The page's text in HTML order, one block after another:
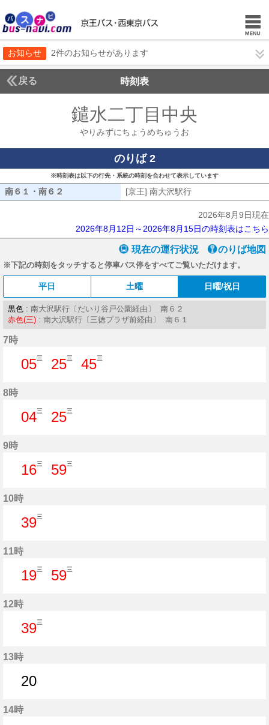
お知らせ 2件のお知らせがあります
戻る 時刻表
鑓水二丁目中央
やりみずにちょうめちゅうお
のりば 2
※時刻表は以下の行先・系統の時刻を合わせて表示しています
南６１・南６２ [京王] 南大沢駅行
2026年8月9日現在
2026年8月12日～2026年8月15日の時刻表はこちら
現在の運行状況 のりば地図
※下記の時刻をタッチすると停車バス停をすべてご覧いただけます。
平日 土曜 日曜/祝日
黒色 : 南大沢駅行〔だいり谷戸公園経由〕 南６２
赤色(三) : 南大沢駅行〔三徳プラザ前経由〕 南６１
7時
05三
25三
45三
8時
04三
25三
9時
16三
59三
10時
39三
11時
19三
59三
12時
39三
13時
20
14時